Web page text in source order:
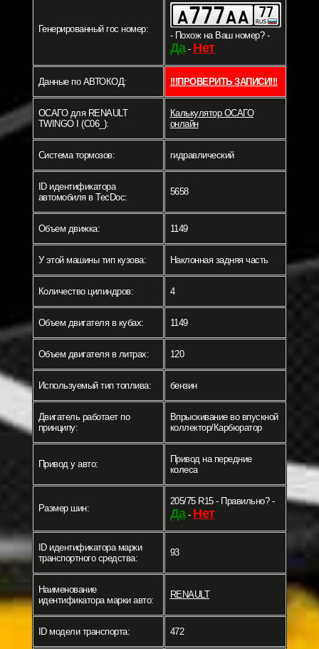
Генерированный гос номер:
- Похож на Ваш номер? -
Да- Нет
Данные по АВТОКОД: !!!ПРОВЕРИТЬ ЗАПИСИ!!!
ОСАГО для RENAULT
TWINGO I (C06_):
Калькулятор ОСАГО
онлайн
Система тормозов: гидравлический
ID идентификатора
автомобиля в TecDoc:
5658
Объем движка: 1149
У этой машины тип кузова: Наклонная задняя часть
Количество цилиндров: 4
Объем двигателя в кубах: 1149
Объем двигателя в литрах: 120
Используемый тип топлива: бензин
Двигатель работает по
принципу:
Впрыскивание во впускной
коллектор/Карбюратор
Привод у авто:
Привод на передние
колеса
Размер шин:
205/75 R15 - Правильно? -
Да- Нет
ID идентификатора марки
транспортного средства:
93
Наименование
идентификатора марки авто:
RENAULT
ID модели транспорта: 472